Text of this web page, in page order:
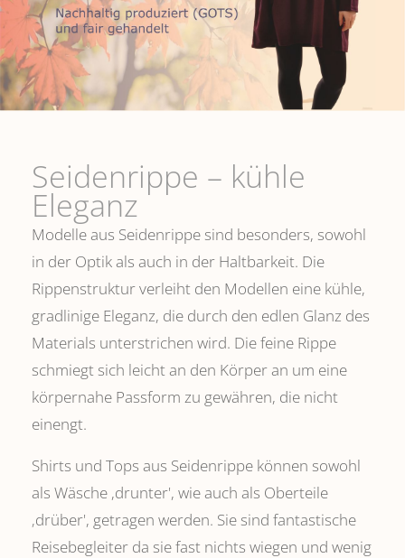
Seidenrippe­ – kühle
Eleganz
Modelle aus Seidenrippe sind besonders, sowohl
in der Optik als auch in der Haltbarkeit. Die
Rippenstruktur verleiht den Modellen eine kühle,
gradlinige Eleganz, die durch den edlen Glanz des
Materials unterstrichen wird. Die feine Rippe
schmiegt sich leicht an den Körper an um eine
körpernahe Passform zu gewähren, die nicht
einengt.
Shirts und Tops aus Seidenrippe können sowohl
als Wäsche ,drunter', wie auch als Oberteile
‚drüber', getragen werden. Sie sind fantastische
Reisebegleiter da sie fast nichts wiegen und wenig